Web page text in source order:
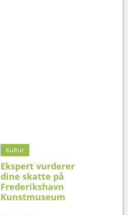
Kultur
Ekspert vurderer
dine skatte på
Frederikshavn
Kunstmuseum